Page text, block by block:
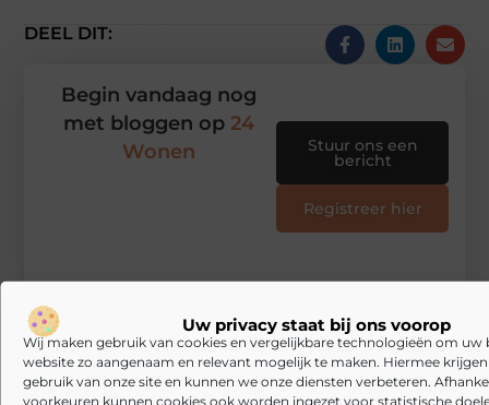
Uw privacy staat bij ons voorop
Wij maken gebruik van cookies en vergelijkbare technologieën om uw
website zo aangenaam en relevant mogelijk te maken. Hiermee
gebruik van onze site en kunnen we onze diensten verbeteren.
voorkeuren kunnen cookies ook worden ingezet voor statistische
DEEL DIT:
Begin vandaag nog
met bloggen op 24
Wonen
Stuur ons een
bericht
Registreer hier